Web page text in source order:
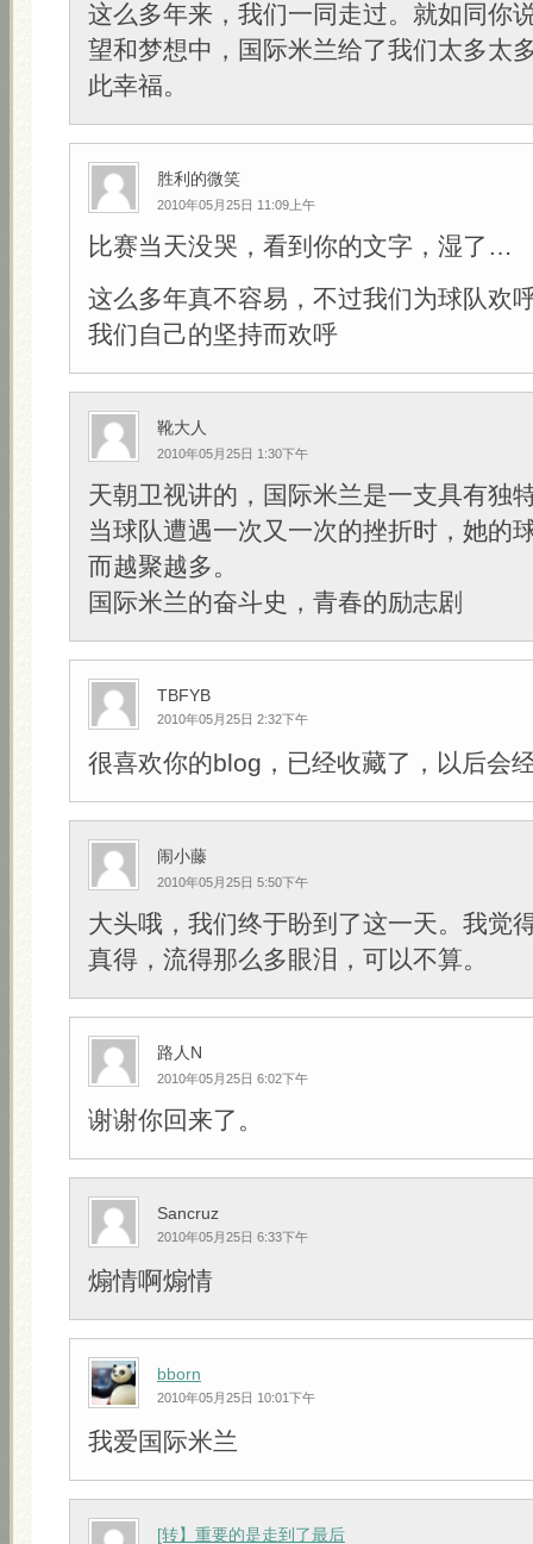
这么多年来，我们一同走过。就如同你
望和梦想中，国际米兰给了我们太多太
此幸福。
胜利的微笑
2010年05月25日 11:09上午
比赛当天没哭，看到你的文字，湿了…
这么多年真不容易，不过我们为球队欢
我们自己的坚持而欢呼
靴大人
2010年05月25日 1:30下午
天朝卫视讲的，国际米兰是一支具有独
当球队遭遇一次又一次的挫折时，她的
而越聚越多。
国际米兰的奋斗史，青春的励志剧
TBFYB
2010年05月25日 2:32下午
很喜欢你的blog，已经收藏了，以后会
闹小藤
2010年05月25日 5:50下午
大头哦，我们终于盼到了这一天。我觉
真得，流得那么多眼泪，可以不算。
路人N
2010年05月25日 6:02下午
谢谢你回来了。
Sancruz
2010年05月25日 6:33下午
煽情啊煽情
bborn
2010年05月25日 10:01下午
我爱国际米兰
[转】重要的是走到了最后